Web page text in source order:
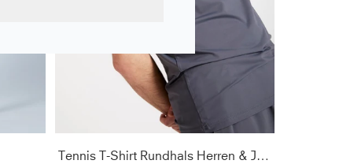
Tennis T-Shirt Rundhals Herren & Jungen, grau